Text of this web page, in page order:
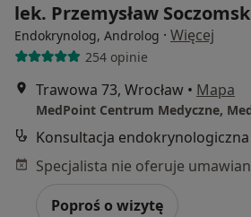
lek. Przemysław
Endokrynolog, Androlog · Więcej
254 opinie
Trawowa 73, Wrocław • Mapa
MedPoint Centrum Medyczne,
Konsultacja endokrynologiczna
Poproś o wizytę